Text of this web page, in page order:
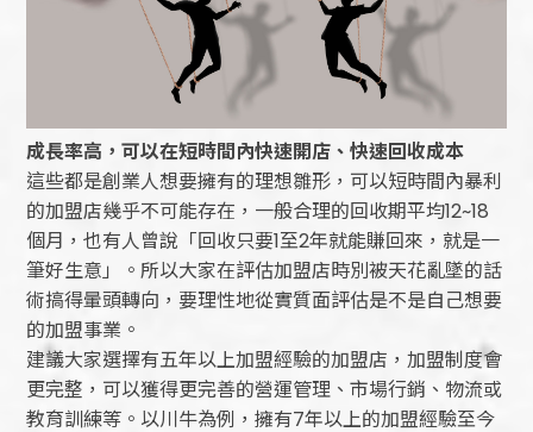
成長率高，可以在短時間內快速開店、快速回收成本
這些都是創業人想要擁有的理想雛形，可以短時間內暴利
的加盟店幾乎不可能存在，一般合理的回收期平均12~18
個月，也有人曾說「回收只要1至2年就能賺回來，就是一
筆好生意」。所以大家在評估加盟店時別被天花亂墜的話
術搞得暈頭轉向，要理性地從實質面評估是不是自己想要
的加盟事業。
建議大家選擇有五年以上加盟經驗的加盟店，加盟制度會
更完整，可以獲得更完善的營運管理、市場行銷、物流或
教育訓練等。以川牛為例，擁有7年以上的加盟經驗至今